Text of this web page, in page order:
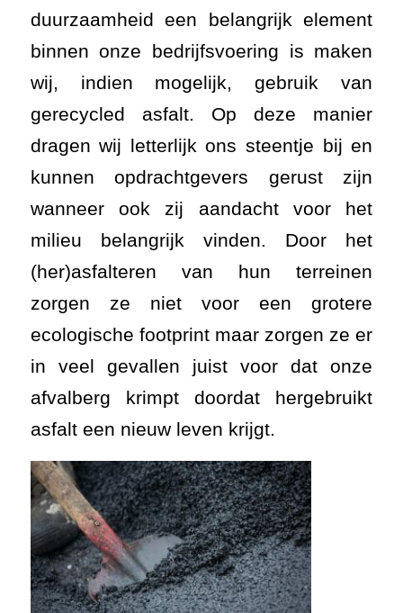
duurzaamheid een belangrijk element
binnen onze bedrijfsvoering is maken
wij, indien mogelijk, gebruik van
gerecycled asfalt. Op deze manier
dragen wij letterlijk ons steentje bij en
kunnen opdrachtgevers gerust zijn
wanneer ook zij aandacht voor het
milieu belangrijk vinden. Door het
(her)asfalteren van hun terreinen
zorgen ze niet voor een grotere
ecologische footprint maar zorgen ze er
in veel gevallen juist voor dat onze
afvalberg krimpt doordat hergebruikt
asfalt een nieuw leven krijgt.